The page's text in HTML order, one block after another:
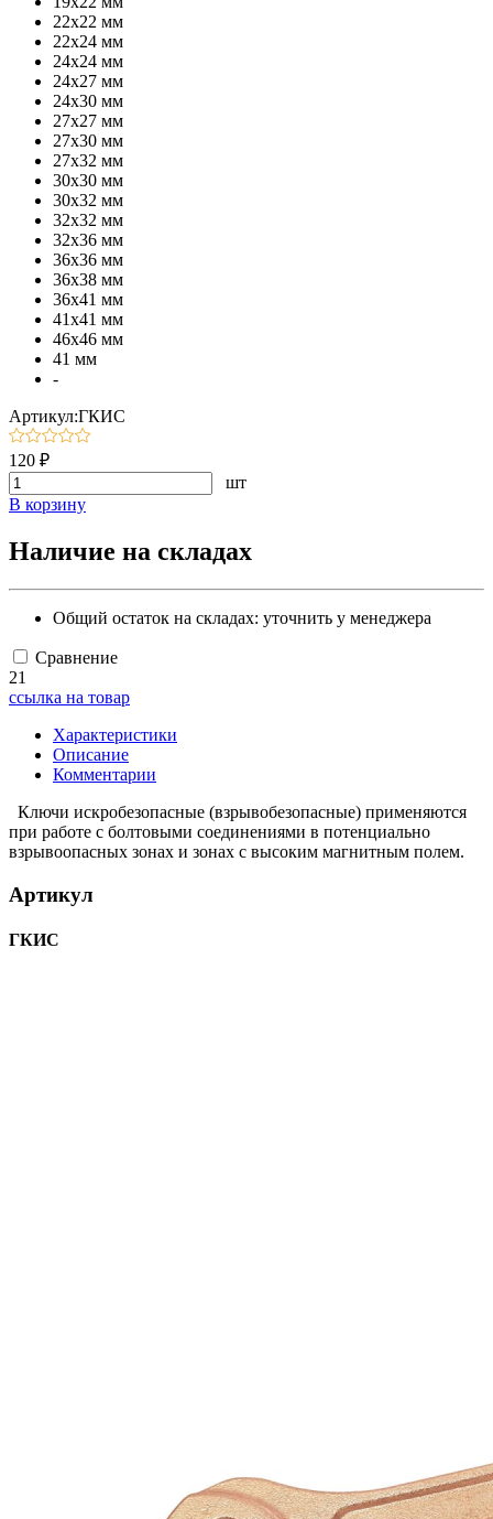
22х22 мм
22х24 мм
24х24 мм
24х27 мм
24х30 мм
27х27 мм
27х30 мм
27х32 мм
30х30 мм
30х32 мм
32х32 мм
32х36 мм
36х36 мм
36х38 мм
36х41 мм
41х41 мм
46х46 мм
41 мм
-
Артикул:ГКИС
120 ₽
шт
В корзину
Наличие на складах
Общий остаток на складах: уточнить у менеджера
Сравнение
21
ссылка на товар
Характеристики
Описание
Комментарии
Ключи искробезопасные (взрывобезопасные) применяются
при работе с болтовыми соединениями в потенциально
взрывоопасных зонах и зонах с высоким магнитным полем.
Артикул
ГКИС